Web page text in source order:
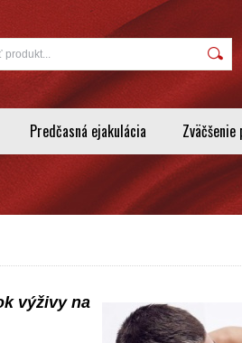
Predčasná ejakulácia Zväčšenie
výživy na